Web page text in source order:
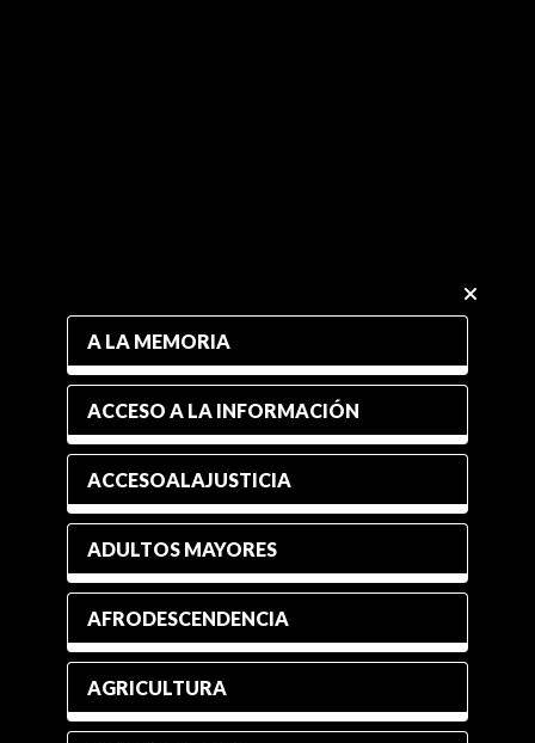
A LA MEMORIA
ACCESO A LA INFORMACIÓN
ACCESOALAJUSTICIA
ADULTOS MAYORES
AFRODESCENDENCIA
AGRICULTURA